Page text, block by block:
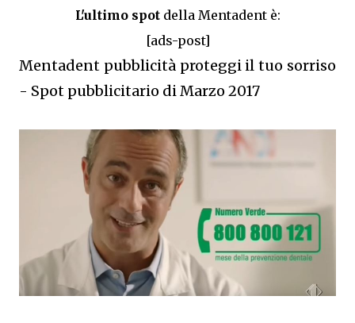
L'ultimo spot della Mentadent è:
[ads-post]
Mentadent pubblicità proteggi il tuo sorriso
- Spot pubblicitario di Marzo 2017